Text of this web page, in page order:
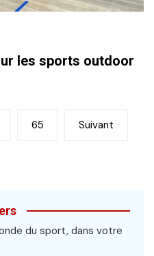
les sports outdoor
65 Suivant
du sport, dans votre